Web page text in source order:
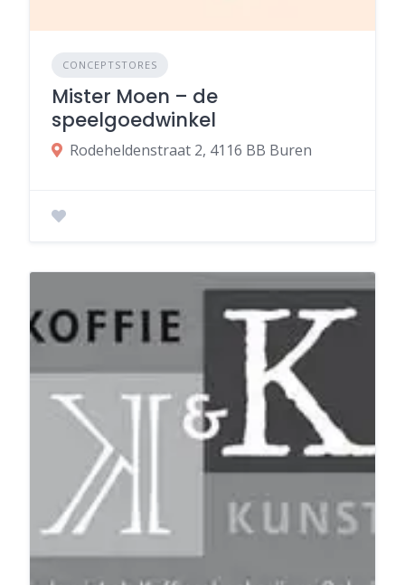
CONCEPTSTORES
Mister Moen – de
speelgoedwinkel
Rodeheldenstraat 2, 4116 BB Buren